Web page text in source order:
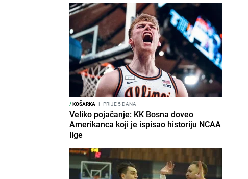
/KOŠARKA I PRIJE 5 DANA
Veliko pojačanje: KK Bosna doveo
Amerikanca koji je ispisao historiju NCAA
lige